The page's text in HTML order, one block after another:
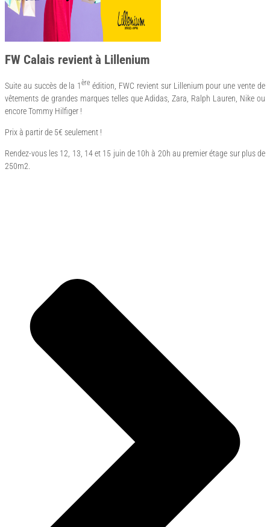
FW Calais revient à Lillenium
Suite au succès de la 1ère édition, FWC revient sur Lillenium pour une vente de
vêtements de grandes marques telles que Adidas, Zara, Ralph Lauren, Nike ou
encore Tommy Hilfiger !
Prix à partir de 5€ seulement !
Rendez-vous les 12, 13, 14 et 15 juin de 10h à 20h au premier étage sur plus de
250m2.